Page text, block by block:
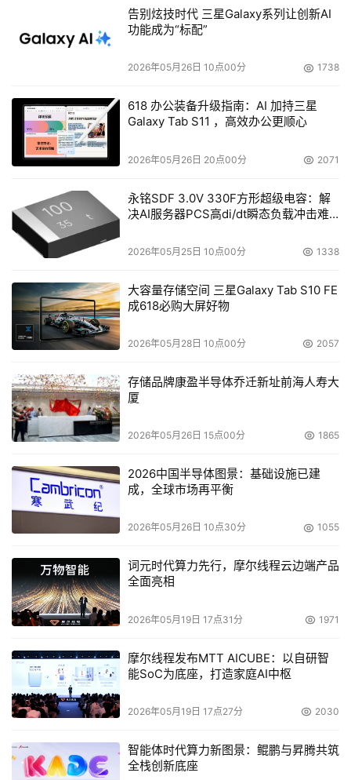
保存期不会改变的大量数据的需要也应运而生。Koclanes
说：“很多机构没有能力增加更多的数据中心空间。”“但是他
们仍然需要保存象病人记录、交易信息和客户资料等信
他还表示：“像Plasmon公司的UDO 光盘等合并技术的
归档解决方案使企业有机会既能满足电子数据发现的需要，
又能满足‘绿色’节能的要求，它将需要保存的但很少被访问
的数据保存在满足检索需要但所需空间、冷却和电力都很少
的节能平台上。”
文件存储的新技术也趋向‘绿色’节能，主要集中在减少
副总裁Narayan Venkat说：“我们的体系结构从第一天起就
是节电的，目前，我们正在部署节能的存储解决方案，也就
是将Windows, Unix, 和 Linux设备上的信息合并在一个文
字护航计划(Climate Savers Computing Initiative)”的一部
分，它为节能的计算机和组件设置了新的挑战目标，倡导在
全世界采用节能计算机和动力管理工具。据Venkat 说，与
术可以使企业节省50%的总成本，节电高达95%，只需管理
少于90%的设备，节约90%的空间。
全球前景
目前，全世界越来越多的企业开始关注有关环境问题的
法律和法规。在能源效率管理一激励计划方面，目前的美国
可能还落在世界其它国家的后面，但是这种情况在未来一两
（Energy Star）4.0版于7月20日正式实施，新标准覆盖了
台式机，集成计算机系统，笔记本电脑，tablet PCs，桌面
服务器和工作站。中型和大型服务器，瘦客户机/刀片式
PC，手持设备和PDA预计在2009年1月纳入该标准。Clark
也表示说：“从安全设备再利用到减少二氧化碳排放，有很
多不同的法规涵盖环保节能条款。”“所有这些增加了数据中
告别炫技时代 三星Galaxy系列让创新AI
功能成为“标配”
2026年05月26日 10点00分 1738
618 办公装备升级指南：AI 加持三星
Galaxy Tab S11 ，高效办公更顺心
2026年05月26日 20点00分 2071
永铭SDF 3.0V 330F方形超级电容：解
决AI服务器PCS高di/dt瞬态负载冲击难
2026年05月25日 10点00分 1338
大容量存储空间 三星Galaxy Tab S10 FE
成618必购大屏好物
2026年05月28日 10点00分 2057
存储品牌康盈半导体乔迁新址前海人寿大
厦
2026年05月26日 15点00分 1865
2026中国半导体图景：基础设施已建
成，全球市场再平衡
2026年05月26日 10点30分 1055
词元时代算力先行，摩尔线程云边端产品
全面亮相
2026年05月19日 17点31分 1971
摩尔线程发布MTT AICUBE：以自研智
能SoC为底座，打造家庭AI中枢
2026年05月19日 17点27分 2030
智能体时代算力新图景：鲲鹏与昇腾共筑
全栈创新底座